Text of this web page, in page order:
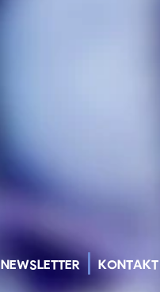
NEWSLETTER KONTAKT